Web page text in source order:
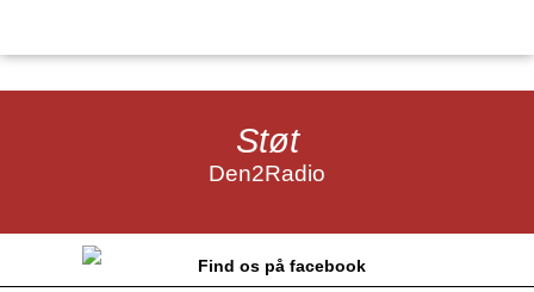
Støt
Den2Radio
Find os på facebook